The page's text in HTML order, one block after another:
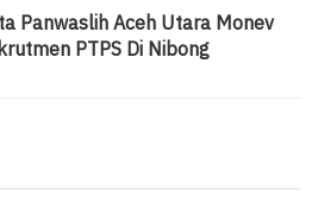
Panwaslih Aceh Utara Monev
PTPS Di Nibong